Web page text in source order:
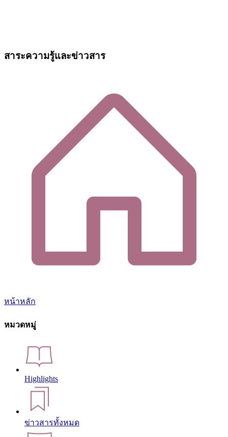
สาระความรู้และข่าวสาร
หน้าหลัก
หมวดหมู่
Highlights
ข่าวสารทั้งหมด